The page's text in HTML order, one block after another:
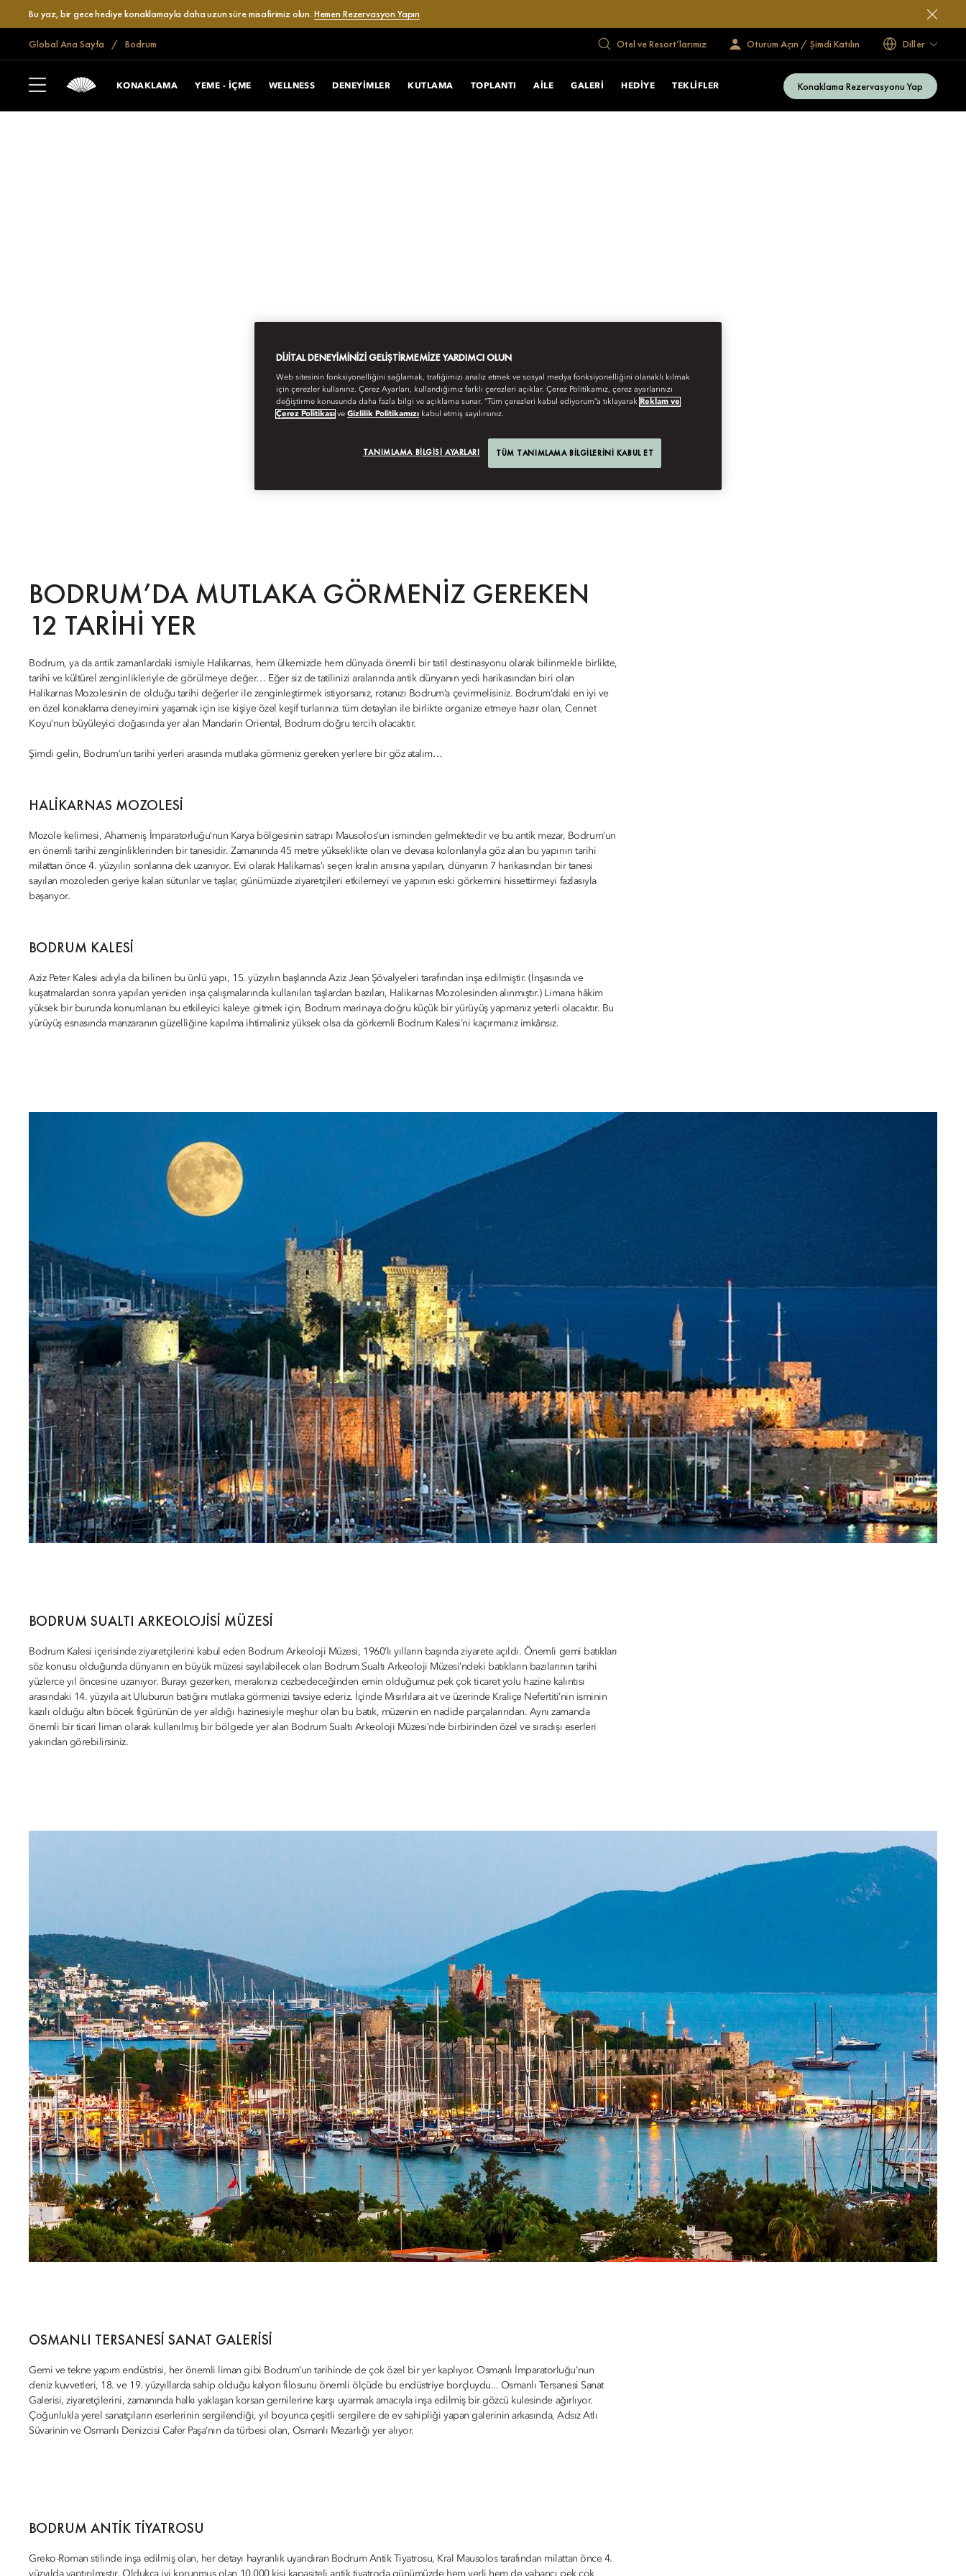
Bu yaz, bir gece hediye konaklamayla daha uzun süre misafirimiz olun. Hemen Rezervasyon Yapın
Global Ana Sayfa Bodrum Otel ve Resort’larımız Oturum Açın / Şimdi Katılın Diller
KONAKLAMA YEME - İÇME WELLNESS DENEYIMLER KUTLAMA TOPLANTI AILE GALERI HEDIYE TEKLIFLER Konaklama Rezervasyonu Yap
BODRUM’DA MUTLAKA GÖRMENIZ GEREKEN
12 TARIHI YER
Bodrum, ya da antik zamanlardaki ismiyle Halikarnas, hem ülkemizde hem dünyada önemli bir tatil destinasyonu olarak bilinmekle birlikte,
tarihi ve kültürel zenginlikleriyle de görülmeye değer… Eğer siz de tatilinizi aralarında antik dünyanın yedi harikasından biri olan
Halikarnas Mozolesinin de olduğu tarihi değerler ile zenginleştirmek istiyorsanız, rotanızı Bodrum’a çevirmelisiniz. Bodrum’daki en iyi ve
en özel konaklama deneyimini yaşamak için ise kişiye özel keşif turlarınızı tüm detayları ile birlikte organize etmeye hazır olan, Cennet
Koyu’nun büyüleyici doğasında yer alan Mandarin Oriental, Bodrum doğru tercih olacaktır.
Şimdi gelin, Bodrum’un tarihi yerleri arasında mutlaka görmeniz gereken yerlere bir göz atalım…
HALIKARNAS MOZOLESI
Mozole kelimesi, Ahameniş İmparatorluğu’nun Karya bölgesinin satrapı Mausolos’un isminden gelmektedir ve bu antik mezar, Bodrum’un
en önemli tarihi zenginliklerinden bir tanesidir. Zamanında 45 metre yükseklikte olan ve devasa kolonlarıyla göz alan bu yapının tarihi
milattan önce 4. yüzyılın sonlarına dek uzanıyor. Evi olarak Halikarnas’ı seçen kralın anısına yapılan, dünyanın 7 harikasından bir tanesi
sayılan mozoleden geriye kalan sütunlar ve taşlar, günümüzde ziyaretçileri etkilemeyi ve yapının eski görkemini hissettirmeyi fazlasıyla
başarıyor.
BODRUM KALESI
Aziz Peter Kalesi adıyla da bilinen bu ünlü yapı, 15. yüzyılın başlarında Aziz Jean Şövalyeleri tarafından inşa edilmiştir. (İnşasında ve
kuşatmalardan sonra yapılan yeniden inşa çalışmalarında kullanılan taşlardan bazıları, Halikarnas Mozolesinden alınmıştır.) Limana hâkim
yüksek bir burunda konumlanan bu etkileyici kaleye gitmek için, Bodrum marinaya doğru küçük bir yürüyüş yapmanız yeterli olacaktır. Bu
yürüyüş esnasında manzaranın güzelliğine kapılma ihtimaliniz yüksek olsa da görkemli Bodrum Kalesi’ni kaçırmanız imkânsız.
BODRUM SUALTI ARKEOLOJISI MÜZESI
Bodrum Kalesi içerisinde ziyaretçilerini kabul eden Bodrum Arkeoloji Müzesi, 1960’lı yılların başında ziyarete açıldı. Önemli gemi batıkları
söz konusu olduğunda dünyanın en büyük müzesi sayılabilecek olan Bodrum Sualtı Arkeoloji Müzesi’ndeki batıkların bazılarının tarihi
yüzlerce yıl öncesine uzanıyor. Burayı gezerken, merakınızı cezbedeceğinden emin olduğumuz pek çok ticaret yolu hazine kalıntısı
arasındaki 14. yüzyıla ait Uluburun batığını mutlaka görmenizi tavsiye ederiz. İçinde Mısırlılara ait ve üzerinde Kraliçe Nefertiti’nin isminin
kazılı olduğu altın böcek figürünün de yer aldığı hazinesiyle meşhur olan bu batık, müzenin en nadide parçalarından. Aynı zamanda
önemli bir ticari liman olarak kullanılmış bir bölgede yer alan Bodrum Sualtı Arkeoloji Müzesi’nde birbirinden özel ve sıradışı eserleri
yakından görebilirsiniz.
OSMANLI TERSANESI SANAT GALERISI
Gemi ve tekne yapım endüstrisi, her önemli liman gibi Bodrum’un tarihinde de çok özel bir yer kaplıyor. Osmanlı İmparatorluğu’nun
deniz kuvvetleri, 18. ve 19. yüzyıllarda sahip olduğu kalyon filosunu önemli ölçüde bu endüstriye borçluydu... Osmanlı Tersanesi Sanat
Galerisi, ziyaretçilerini, zamanında halkı yaklaşan korsan gemilerine karşı uyarmak amacıyla inşa edilmiş bir gözcü kulesinde ağırlıyor.
Çoğunlukla yerel sanatçıların eserlerinin sergilendiği, yıl boyunca çeşitli sergilere de ev sahipliği yapan galerinin arkasında, Adsız Atlı
Süvarinin ve Osmanlı Denizcisi Cafer Paşa’nın da türbesi olan, Osmanlı Mezarlığı yer alıyor.
BODRUM ANTIK TIYATROSU
Greko-Roman stilinde inşa edilmiş olan, her detayı hayranlık uyandıran Bodrum Antik Tiyatrosu, Kral Mausolos tarafından milattan önce 4.
yüzyılda yaptırılmıştır. Oldukça iyi korunmuş olan 10.000 kişi kapasiteli antik tiyatroda günümüzde hem yerli hem de yabancı pek çok
DIJITAL DENEYIMINIZI GELIŞTIRMEMIZE YARDIMCI OLUN
Web sitesinin fonksiyonelliğini sağlamak, trafiğimizi analiz etmek ve sosyal medya fonksiyonelliğini olanaklı kılmak
için çerezler kullanırız. Çerez Ayarları, kullandığımız farklı çerezleri açıklar. Çerez Politikamız, çerez ayarlarınızı
değiştirme konusunda daha fazla bilgi ve açıklama sunar. “Tüm çerezleri kabul ediyorum”a tıklayarak Reklam ve
Çerez Politikası ve Gizlilik Politikamızı kabul etmiş sayılırsınız.
TANIMLAMA BILGISI AYARLARI TÜM TANIMLAMA BILGILERINI KABUL ET